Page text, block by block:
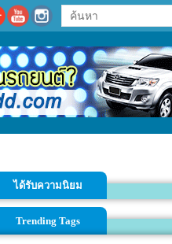
ได้รับความนิยม
Trending Tags